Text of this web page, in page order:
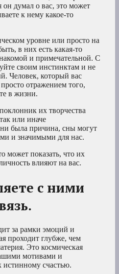
думал о вас, это может
к нему какое-то
уровне или просто на
в них есть какая-то
и примечательной. С
своим инстинктам и не
Человек, который вас
отражением того,
в жизни.
их творчества
или иначе
была причина, сны могут
и значимыми для нас.
может показать, что их
влияют на вас.
с ними
за рамки эмоций и
проходит глубже, чем
Это космическая
мотивами и
истинному счастью.